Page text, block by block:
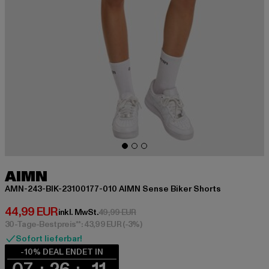
AIMN
AMN-243-BIK-23100177-010 AIMN Sense Biker Shorts
44,99 EUR
Derzeitiger Preis: 44,99 EUR
inkl. MwSt.49,99 EURAktionspreis: 49,99 EUR
30-Tage-Bestpreis**: 43,99 EUR(-3%)
Sofort lieferbar!
-10% DEAL ENDET IN